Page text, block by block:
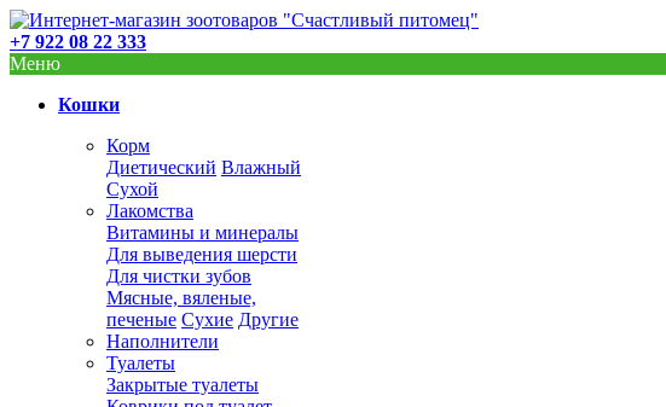
+7 922 08 22 333
Меню
Кошки
Корм
Диетический Влажный
Сухой
Лакомства
Витамины и минералы
Для выведения шерсти
Для чистки зубов
Мясные, вяленые,
печеные Сухие Другие
Наполнители
Туалеты
Закрытые туалеты